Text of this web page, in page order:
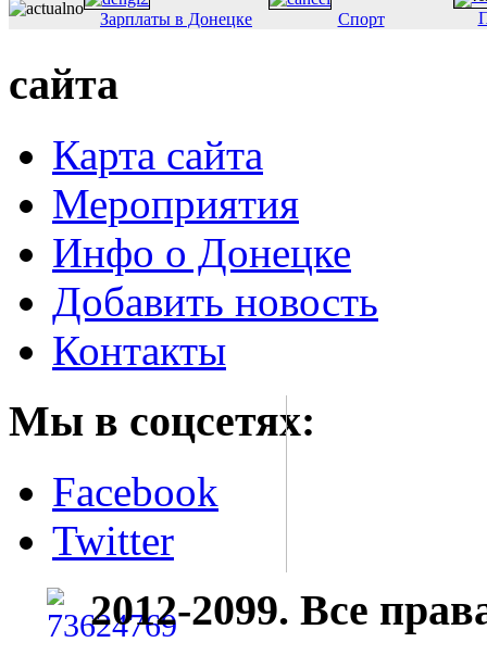
Зарплаты в Донецке Спорт
сайта
Карта сайта
Мероприятия
Инфо о Донецке
Добавить новость
Контакты
Мы в соцсетях:
Facebook
Twitter
2012-2099. Все